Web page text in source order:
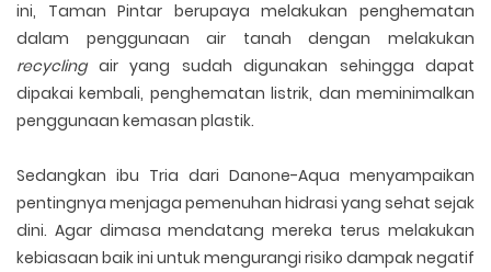
ini, Taman Pintar berupaya melakukan penghematan
dalam penggunaan air tanah dengan melakukan
recyclingair yang sudah digunakan sehingga dapat
dipakai kembali, penghematan listrik, dan meminimalkan
penggunaan kemasan plastik.
Sedangkan ibu Tria dari Danone-Aqua menyampaikan
pentingnya menjaga pemenuhan hidrasi yang sehat sejak
dini. Agar dimasa mendatang mereka terus melakukan
kebiasaan baik ini untuk mengurangi risiko dampak negatif